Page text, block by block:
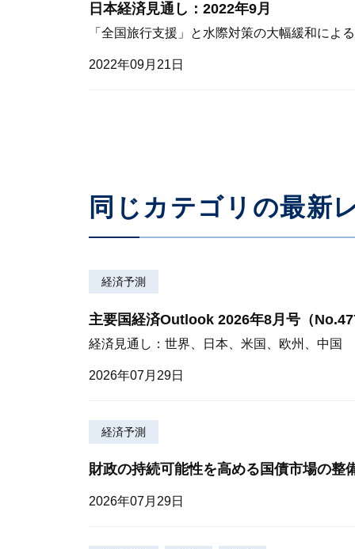
日本経済見通し：2022年9月
「全国旅行支援」と水際対策の大幅緩和によ
2022年09月21日
同じカテゴリの最新
経済予測
主要国経済Outlook 2026年8月号（
経済見通し：世界、日本、米国、欧州、中国
2026年07月29日
経済予測
財政の持続可能性を高める国債市場の整
2026年07月29日